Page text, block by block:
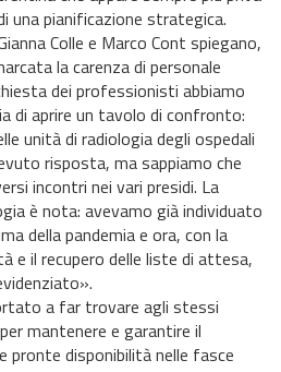
una pianificazione strategica.
Colle e Marco Cont spiegano,
la carenza di personale
dei professionisti abbiamo
di aprire un tavolo di confronto:
unità di radiologia degli ospedali
risposta, ma sappiamo che
incontri nei vari presidi. La
è nota: avevamo già individuato
della pandemia e ora, con la
e il recupero delle liste di attesa,
a far trovare agli stessi
mantenere e garantire il
pronte disponibilità nelle fasce